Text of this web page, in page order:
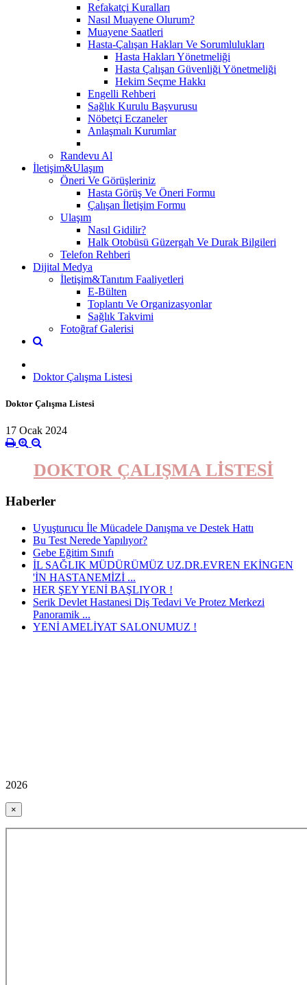
Refakatçi Kuralları
Nasıl Muayene Olurum?
Muayene Saatleri
Hasta-Çalışan Hakları Ve Sorumlulukları
Hasta Hakları Yönetmeliği
Hasta Çalışan Güvenliği Yönetmeliği
Hekim Seçme Hakkı
Engelli Rehberi
Sağlık Kurulu Başvurusu
Nöbetçi Eczaneler
Anlaşmalı Kurumlar
Randevu Al
İletişim&Ulaşım
Öneri Ve Görüşleriniz
Hasta Görüş Ve Öneri Formu
Çalışan İletişim Formu
Ulaşım
Nasıl Gidilir?
Halk Otobüsü Güzergah Ve Durak Bilgileri
Telefon Rehberi
Dijital Medya
İletişim&Tanıtım Faaliyetleri
E-Bülten
Toplantı Ve Organizasyonlar
Sağlık Takvimi
Fotoğraf Galerisi
Doktor Çalışma Listesi
Doktor Çalışma Listesi
17 Ocak 2024
DOKTOR ÇALIŞMA LİSTESİ
Haberler
Uyuşturucu İle Mücadele Danışma ve Destek Hattı
Bu Test Nerede Yapılıyor?
Gebe Eğitim Sınıfı
İL SAĞLIK MÜDÜRÜMÜZ UZ.DR.EVREN EKİNGEN
'İN HASTANEMİZİ ...
HER ŞEY YENİ BAŞLIYOR !
Serik Devlet Hastanesi Diş Tedavi Ve Protez Merkezi
Panoramik ...
YENİ AMELİYAT SALONUMUZ !
2026
×